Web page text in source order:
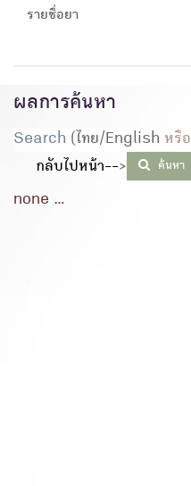
รายชื่อยา
ผลการค้นหา
Search (ไทย/English หรือ
กลับไปหน้า--> ค้นหา
none ...